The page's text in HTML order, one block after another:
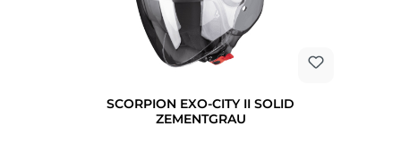
SCORPION EXO-CITY II SOLID
ZEMENTGRAU